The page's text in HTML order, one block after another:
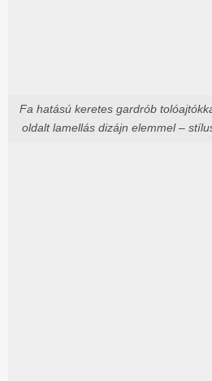
Fa hatású keretes gardrób
oldalt lamellás dizájn elemmel –